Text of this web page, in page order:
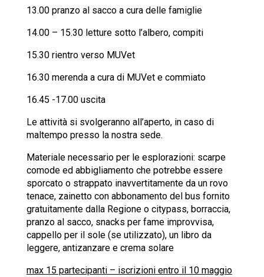
13.00 pranzo al sacco a cura delle famiglie
14.00 – 15.30 letture sotto l’albero, compiti
15.30 rientro verso MUVet
16.30 merenda a cura di MUVet e commiato
16.45 -17.00 uscita
Le attività si svolgeranno all’aperto, in caso di
maltempo presso la nostra sede.
Materiale necessario per le esplorazioni: scarpe
comode ed abbigliamento che potrebbe essere
sporcato o strappato inavvertitamente da un rovo
tenace, zainetto con abbonamento del bus fornito
gratuitamente dalla Regione o citypass, borraccia,
pranzo al sacco, snacks per fame improvvisa,
cappello per il sole (se utilizzato), un libro da
leggere, antizanzare e crema solare
max 15 partecipanti – iscrizioni entro il 10 maggio